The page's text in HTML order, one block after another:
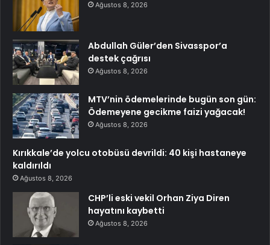
Ağustos 8, 2026
Abdullah Güler’den Sivasspor’a
destek çağrısı
Ağustos 8, 2026
MTV’nin ödemelerinde bugün son gün:
Ödemeyene gecikme faizi yağacak!
Ağustos 8, 2026
Kırıkkale’de yolcu otobüsü devrildi: 40 kişi hastaneye
kaldırıldı
Ağustos 8, 2026
CHP’li eski vekil Orhan Ziya Diren
hayatını kaybetti
Ağustos 8, 2026